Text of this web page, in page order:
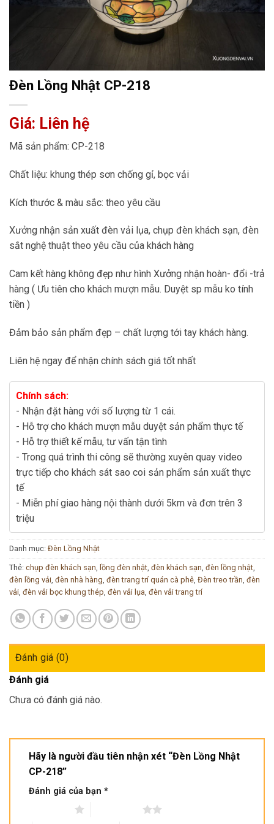
Đèn Lồng Nhật CP-218
Giá: Liên hệ
Mã sản phẩm: CP-218
Chất liệu: khung thép sơn chống gỉ, bọc vải
Kích thước & màu sắc: theo yêu cầu
Xưởng nhận sản xuất đèn vải lụa, chụp đèn khách sạn, đèn
sắt nghệ thuật theo yêu cầu của khách hàng
Cam kết hàng không đẹp như hình Xưởng nhận hoàn- đổi -trả
hàng ( Ưu tiên cho khách mượn mẫu. Duyệt sp mẫu ko tính
tiền )
Đảm bảo sản phẩm đẹp – chất lượng tới tay khách hàng.
Liên hệ ngay để nhận chính sách giá tốt nhất
Chính sách:
- Nhận đặt hàng với số lượng từ 1 cái.
- Hỗ trợ cho khách mượn mẫu duyệt sản phẩm thực tế
- Hỗ trợ thiết kế mẫu, tư vấn tận tình
- Trong quá trình thi công sẽ thường xuyên quay video
trực tiếp cho khách sát sao coi sản phẩm sản xuất thực
tế
- Miễn phí giao hàng nội thành dưới 5km và đơn trên 3
triệu
Danh mục: Đèn Lồng Nhật
Thẻ: chụp đèn khách sạn lồng đèn nhật đèn khách sạn đèn lồng nhật
đèn lồng vải đèn nhà hàng đèn trang trí quán cà phê Đèn treo trần đèn
vải đèn vải bọc khung thép đèn vải lụa đèn vải trang trí
Đánh giá (0)
Đánh giá
Chưa có đánh giá nào.
Hãy là người đầu tiên nhận xét “Đèn Lồng Nhật
CP-218”
Đánh giá của bạn *